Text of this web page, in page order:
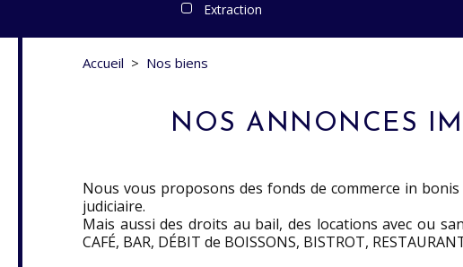
Extraction
Accueil > Nos biens
NOS ANNONCES
Nous vous proposons des fonds de commerce in
judiciaire.
Mais aussi des droits au bail, des locations avec ou
CAFÉ, BAR, DÉBIT de BOISSONS, BISTROT,